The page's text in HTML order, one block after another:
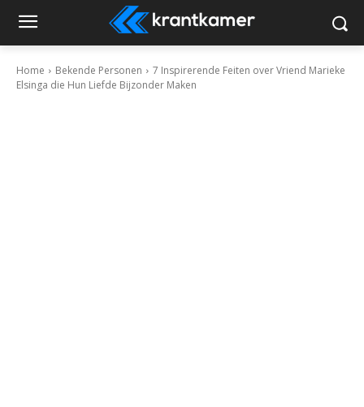
Home Bekende Personen
7 Inspirerende Feiten over Vriend Marieke
Elsinga die Hun Liefde Bijzonder Maken